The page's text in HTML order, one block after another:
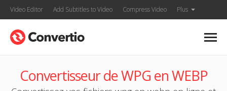
Video Editor Add Subtitles to Video Compress Video Plus
Convertisseur de WPG en WEBP